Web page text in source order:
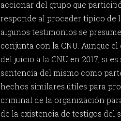
accionar del grupo que
responde al proceder típico de
algunos testimonios se
conjunta con la CNU. Aunque
del juicio a la CNU en 2017, si
sentencia del mismo como
hechos similares útiles para
criminal de la organización
de la existencia de testigos del